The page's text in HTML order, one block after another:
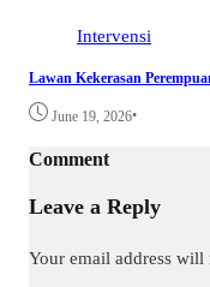
Intervensi
Lawan Kekerasan
June 19, 2026•
Comment
Leave a Reply
Your email address will